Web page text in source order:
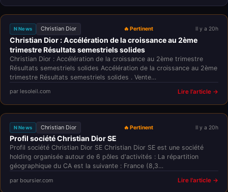
N News Christian Dior 🔥 Pertinent Il y a 20h
Christian Dior : Accélération de la croissance au 2ème
trimestre Résultats semestriels solides
Christian Dior : Accélération de la croissance au 2ème trimestre
Résultats semestriels solides Accélération de la croissance au 2ème
trimestre Résultats semestriels solides . Vente…
par lesoleil.com Lire l'article →
N News Christian Dior 🔥 Pertinent Il y a 20h
Profil société Christian Dior SE
Profil société Christian Dior SE Christian Dior SE est une société
holding organisée autour de 6 pôles d'activités : La répartition
géographique du CA est la suivante : France (8,3…
par boursier.com Lire l'article →